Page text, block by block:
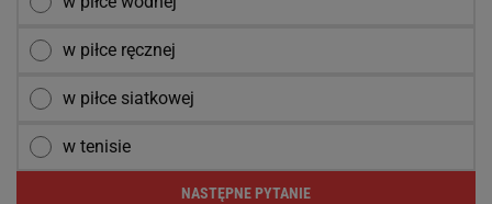
w piłce ręcznej
w piłce siatkowej
w tenisie
NASTĘPNE PYTANIE